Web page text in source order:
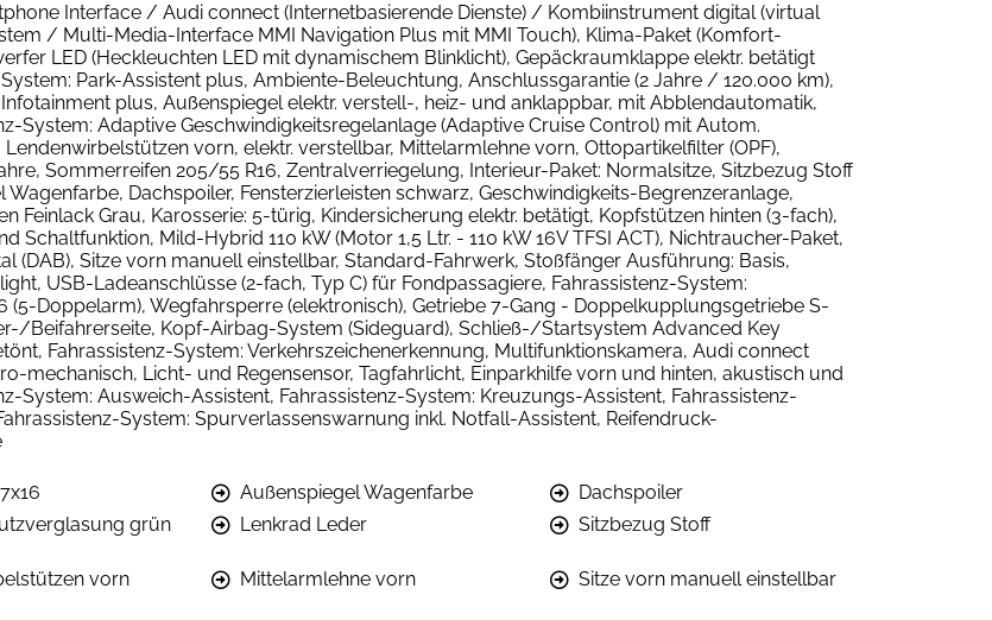
Interface / Audi connect (Internetbasierende Dienste) / Kombiinstrument digital (virtual
/ Multi-Media-Interface MMI Navigation Plus mit MMI Touch), Klima-Paket (Komfort-
LED (Heckleuchten LED mit dynamischem Blinklicht), Gepäckraumklappe elektr. betätigt
Park-Assistent plus, Ambiente-Beleuchtung, Anschlussgarantie (2 Jahre / 120.000 km),
plus, Außenspiegel elektr. verstell-, heiz- und anklappbar, mit Abblendautomatik,
System: Adaptive Geschwindigkeitsregelanlage (Adaptive Cruise Control) mit Autom.
vorn, elektr. verstellbar, Mittelarmlehne vorn, Ottopartikelfilter (OPF),
Sommerreifen 205/55 R16, Zentralverriegelung, Interieur-Paket: Normalsitze, Sitzbezug Stoff
Dachspoiler, Fensterzierleisten schwarz, Geschwindigkeits-Begrenzeranlage,
Feinlack Grau, Karosserie: 5-türig, Kindersicherung elektr. betätigt, Kopfstützen hinten (3-fach),
Schaltfunktion, Mild-Hybrid 110 kW (Motor 1,5 Ltr. - 110 kW 16V TFSI ACT), Nichtraucher-Paket,
(DAB), Sitze vorn manuell einstellbar, Standard-Fahrwerk, Stoßfänger Ausführung: Basis,
USB-Ladeanschlüsse (2-fach, Typ C) für Fondpassagiere, Fahrassistenz-System:
(5-Doppelarm), Wegfahrsperre (elektronisch), Getriebe 7-Gang - Doppelkupplungsgetriebe S-
Beifahrerseite, Kopf-Airbag-System (Sideguard), Schließ-/Startsystem Advanced Key
Fahrassistenz-System: Verkehrszeichenerkennung, Multifunktionskamera, Audi connect
mechanisch, Licht- und Regensensor, Tagfahrlicht, Einparkhilfe vorn und hinten, akustisch und
System: Ausweich-Assistent, Fahrassistenz-System: Kreuzungs-Assistent, Fahrassistenz-
System: Spurverlassenswarnung inkl. Notfall-Assistent, Reifendruck-
Außenspiegel Wagenfarbe
Dachspoiler
grün
Lenkrad Leder Sitzbezug Stoff
vorn Mittelarmlehne vorn Sitze vorn manuell einstellbar